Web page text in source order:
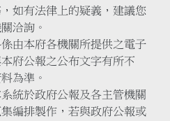
如有法律上的疑義，建議您
洽詢。
由本府各機關所提供之電子
府公報之公布文字有所不
為準。
統於政府公報及各主管機關
編排製作，若與政府公報或